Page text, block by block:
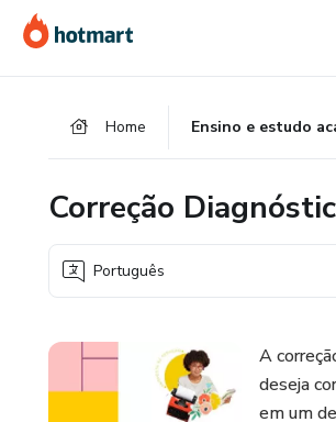
para
o
para
o
para
o
Home Ensino e estudo
Correção
Português
A
deseja
em um